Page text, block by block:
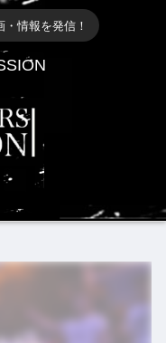
情報を発信！